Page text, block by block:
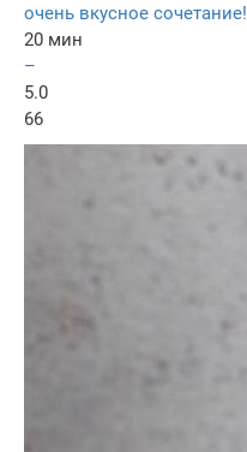
очень вкусное сочетание!
20 мин
–
5.0
66